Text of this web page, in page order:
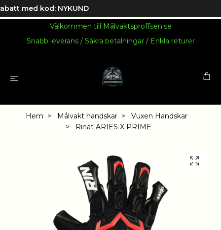
Välkommen till Målvaktsproffsen.se
Snabb leverans / Säkra betalningar / Enkla returer
Hem Målvakt handskar
Vuxen Handskar
Rinat ARIES X PRIME
med kod: NYKUND